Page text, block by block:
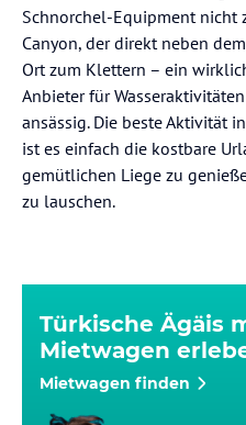
Schnorchel-Equipment nicht
Canyon, der direkt neben
Ort zum Klettern – ein
Anbieter für
ansässig. Die beste Aktivität
ist es einfach die kostbare
gemütlichen Liege zu
zu lauschen.
Türkische Ägäis
Mietwagen
Mietwagen finden